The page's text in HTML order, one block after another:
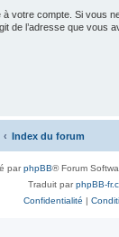
votre compte. Si vous
de l’adresse que vous
Index du forum
parphpBB® Forum
Traduit parphpBB-
Confidentialité |